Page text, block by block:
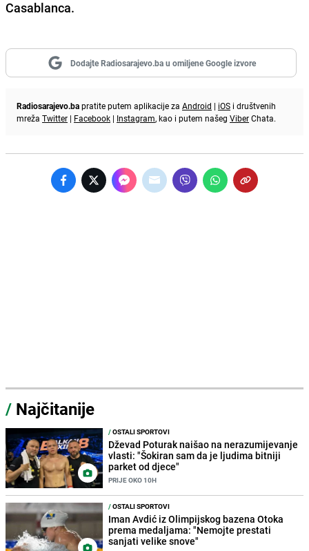
Casablanca.
Dodajte Radiosarajevo.ba u omiljene Google izvore
Radiosarajevo.bapratite putem aplikacije za Android | iOS i društvenih
mreža Twitter | Facebook | Instagram, kao i putem našeg ViberChata.
/ Najčitanije
/OSTALI SPORTOVI
Dževad Poturak naišao na nerazumijevanje
vlasti: "Šokiran sam da je ljudima bitniji
parket od djece"
PRIJE OKO 10H
/OSTALI SPORTOVI
Iman Avdić iz Olimpijskog bazena Otoka
prema medaljama: "Nemojte prestati
sanjati velike snove"